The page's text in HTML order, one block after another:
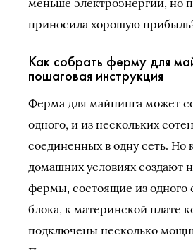
приносила хорошую
Как собрать ферму для
пошаговая инструкция
Ферма для майнинга может
одного, и из нескольких
соединенных в одну сеть. Но
домашних условиях создают
фермы, состоящие из одного
блока, к материнской плате
подключены несколько